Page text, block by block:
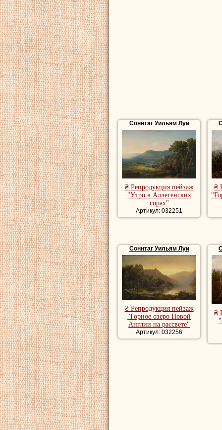
Соннтаг Уильям Луи
₴ Репродукция пейзаж
"Утро в Аллегенских
горах"
Артикул: 032251
₴
Соннтаг Уильям Луи
₴ Репродукция пейзаж
"Горное озеро Новой
Англии на рассвете"
Артикул: 032256
₴